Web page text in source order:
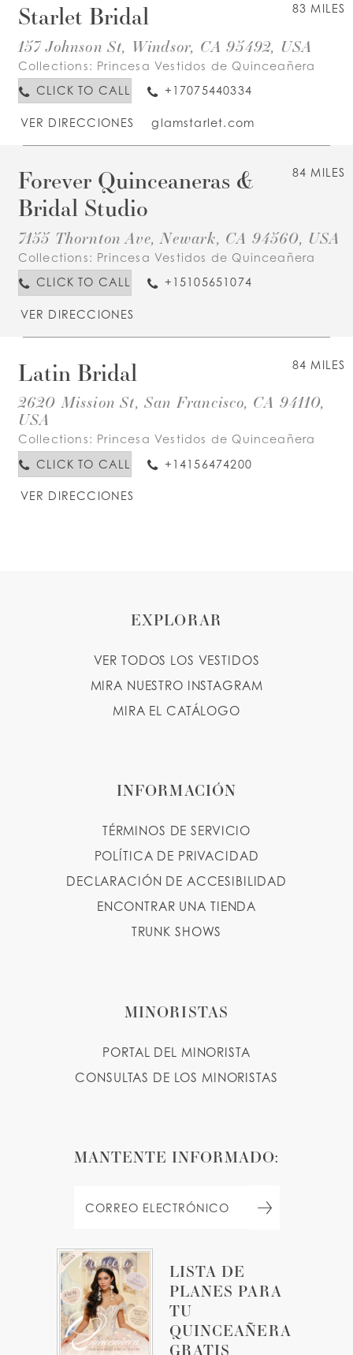
83 MILES
Starlet Bridal
157 Johnson St, Windsor, CA 95492, USA
Collections: Princesa Vestidos de Quinceañera
CLICK TO CALL
+17075440334
VER DIRECCIONES glamstarlet.com
84 MILES
Forever Quinceaneras &
Bridal Studio
7155 Thornton Ave, Newark, CA 94560, USA
Collections: Princesa Vestidos de Quinceañera
CLICK TO CALL
+15105651074
VER DIRECCIONES
84 MILES
Latin Bridal
2620 Mission St, San Francisco, CA 94110,
USA
Collections: Princesa Vestidos de Quinceañera
CLICK TO CALL
+14156474200
VER DIRECCIONES
LISTA DE
PLANES PARA
TU
QUINCEAÑERA
GRATIS
EXPLORAR
VER TODOS LOS VESTIDOS
MIRA NUESTRO INSTAGRAM
MIRA EL CATÁLOGO
INFORMACIÓN
TÉRMINOS DE SERVICIO
POLÍTICA DE PRIVACIDAD
DECLARACIÓN DE ACCESIBILIDAD
ENCONTRAR UNA TIENDA
TRUNK SHOWS
MINORISTAS
PORTAL DEL MINORISTA
CONSULTAS DE LOS MINORISTAS
MANTENTE INFORMADO: